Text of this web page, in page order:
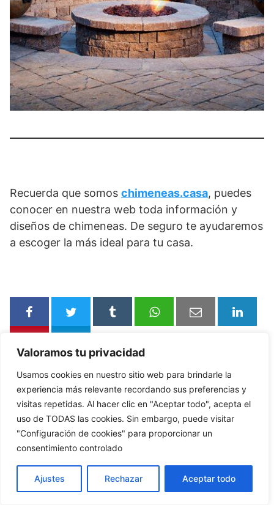
Valoramos tu privacidad
Usamos cookies en nuestro sitio web para brindarle la
experiencia más relevante recordando sus preferencias y
visitas repetidas. Al hacer clic en "Aceptar todo", acepta el
uso de TODAS las cookies. Sin embargo, puede visitar
"Configuración de cookies" para proporcionar un
consentimiento controlado
Ajustes Rechazar Aceptar todo
Recuerda que somos chimeneas.casa, puedes
conocer en nuestra web toda información y
diseños de chimeneas. De seguro te ayudaremos
a escoger la más ideal para tu casa.
Entradas relacionadas
Ideas de fogateros
exteriores rústicos.
Fogateros
sencillos que debes
tener en casa.